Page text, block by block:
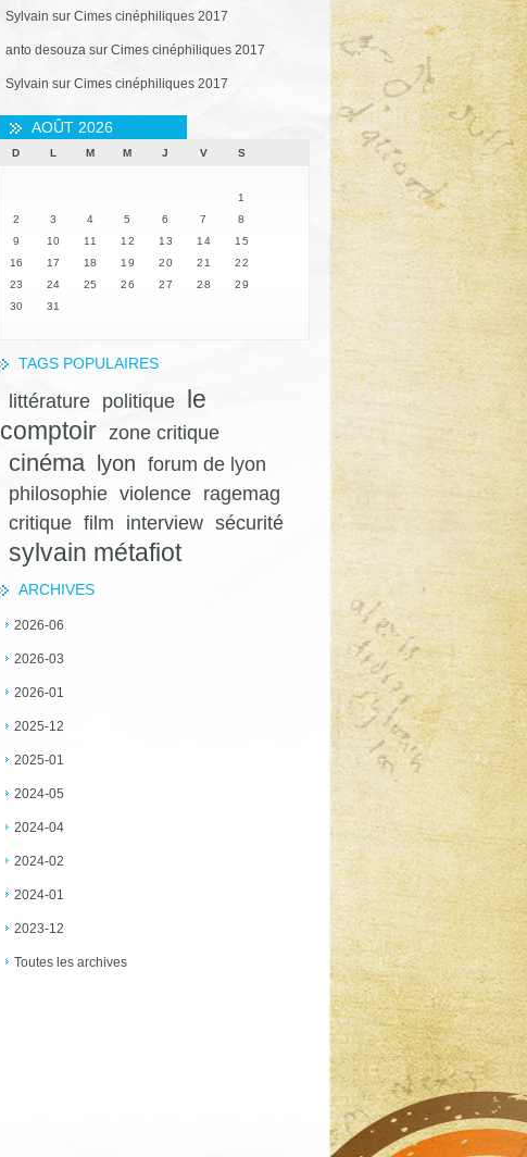
Sylvain sur Cimes cinéphiliques 2017
anto desouzasur Cimes cinéphiliques 2017
Sylvain sur Cimes cinéphiliques 2017
AOÛT 2026
D L M M J V S
1
2
3 4 5 6 7
8
9
10 11 12 13 14
15
16
17 18 19 20 21
22
23
24 25 26 27 28
29
30
31
TAGS POPULAIRES
littérature politique
le
comptoir zone critique
cinéma lyon forum de lyon
philosophie violence
ragemag
critique film interview sécurité
sylvain métafiot
ARCHIVES
2026-06
2026-03
2026-01
2025-12
2025-01
2024-05
2024-04
2024-02
2024-01
2023-12
Toutes les archives